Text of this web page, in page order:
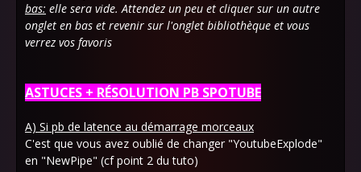
bas: elle sera vide. Attendez un peu et cliquer sur un autre
onglet en bas et revenir sur l'onglet bibliothèque et vous
verrez vos favoris
ASTUCES + RÉSOLUTION PB SPOTUBE
A) Si pb de latence au démarrage morceaux
C'est que vous avez oublié de changer "YoutubeExplode"
en "NewPipe" (cf point 2 du tuto)